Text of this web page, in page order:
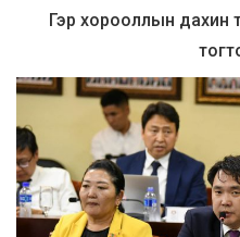
Гэр хорооллын дахин